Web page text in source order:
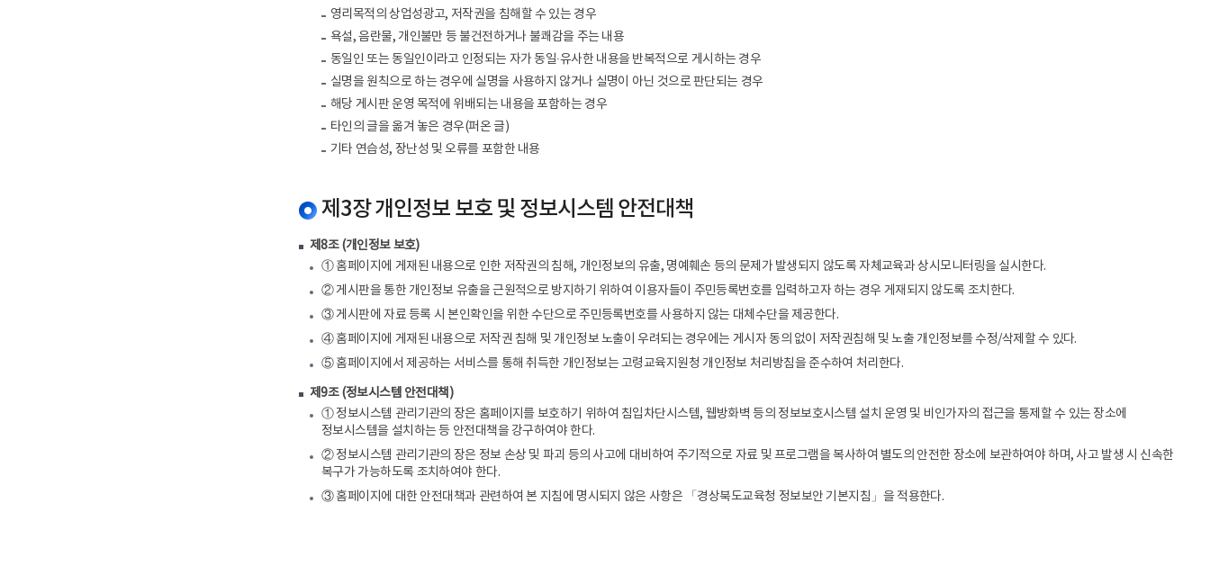
영리목적의 상업성광고, 저작권을 침해할 수 있는 경우
욕설, 음란물, 개인불만 등 불건전하거나 불쾌감을 주는 내용
동일인 또는 동일인이라고 인정되는 자가 동일∙유사한 내용을 반복적으로 게시하는 경우
실명을 원칙으로 하는 경우에 실명을 사용하지 않거나 실명이 아닌 것으로 판단되는 경우
해당 게시판 운영 목적에 위배되는 내용을 포함하는 경우
타인의 글을 옮겨 놓은 경우(퍼온 글)
기타 연습성, 장난성 및 오류를 포함한 내용
제3장 개인정보 보호 및 정보시스템 안전대책
제8조 (개인정보 보호)
① 홈페이지에 게재된 내용으로 인한 저작권의 침해, 개인정보의 유출, 명예훼손 등의 문제가 발생되지 않도록 자체교육과 상시모니터링을 실시한다.
② 게시판을 통한 개인정보 유출을 근원적으로 방지하기 위하여 이용자들이 주민등록번호를 입력하고자 하는 경우 게재되지 않도록 조치한다.
③ 게시판에 자료 등록 시 본인확인을 위한 수단으로 주민등록번호를 사용하지 않는 대체수단을 제공한다.
④ 홈페이지에 게재된 내용으로 저작권 침해 및 개인정보 노출이 우려되는 경우에는 게시자 동의 없이 저작권침해 및 노출 개인정보를 수정/삭제할 수 있다.
⑤ 홈페이지에서 제공하는 서비스를 통해 취득한 개인정보는 고령교육지원청 개인정보 처리방침을 준수하여 처리한다.
제9조 (정보시스템 안전대책)
① 정보시스템 관리기관의 장은 홈페이지를 보호하기 위하여 침입차단시스템, 웹방화벽 등의 정보보호시스템 설치 운영 및 비인가자의 접근을 통제할 수 있는 장소에
정보시스템을 설치하는 등 안전대책을 강구하여야 한다.
② 정보시스템 관리기관의 장은 정보 손상 및 파괴 등의 사고에 대비하여 주기적으로 자료 및 프로그램을 복사하여 별도의 안전한 장소에 보관하여야 하며, 사고 발생 시 신속한
복구가 가능하도록 조치하여야 한다.
③ 홈페이지에 대한 안전대책과 관련하여 본 지침에 명시되지 않은 사항은 「경상북도교육청 정보보안 기본지침」을 적용한다.